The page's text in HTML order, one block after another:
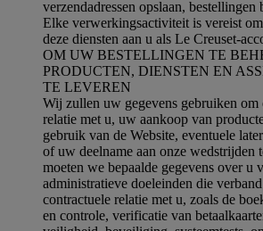
verzendadressen opslaan,
Elke verwerkingsactiviteit is vereist
deze diensten aan u als Le Creuset-
OM UW BESTELLINGEN TE
PRODUCTEN, DIENSTEN EN
TE LEVEREN
Wij zullen uw gegevens gebruiken om
relatie met u, uw aankoop van
gebruik van de Website, eventuele
of uw deelname aan onze wedstrijden
moeten we bepaalde gegevens over u
administratieve doeleinden die
contractuele relatie met u, zoals de
en controle, verificatie van